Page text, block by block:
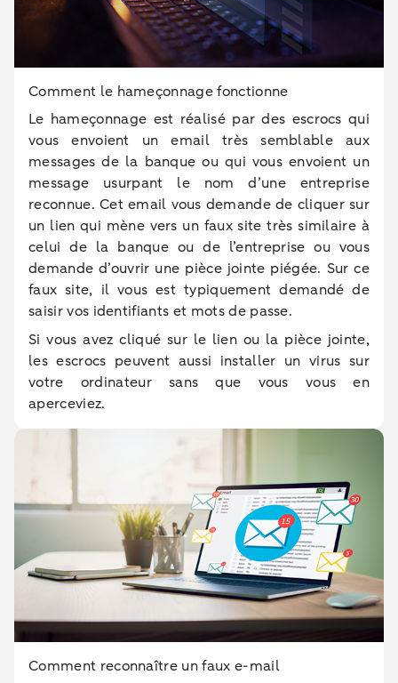
Comment le hameçonnage fonctionne
Le hameçonnage est réalisé par des escrocs qui
vous envoient un email très semblable aux
messages de la banque ou qui vous envoient un
message usurpant le nom d’une entreprise
reconnue. Cet email vous demande de cliquer sur
un lien qui mène vers un faux site très similaire à
celui de la banque ou de l’entreprise ou vous
demande d’ouvrir une pièce jointe piégée. Sur ce
faux site, il vous est typiquement demandé de
saisir vos identifiants et mots de passe.
Si vous avez cliqué sur le lien ou la pièce jointe,
les escrocs peuvent aussi installer un virus sur
votre ordinateur sans que vous vous en
aperceviez.
Comment reconnaître un faux e-mail